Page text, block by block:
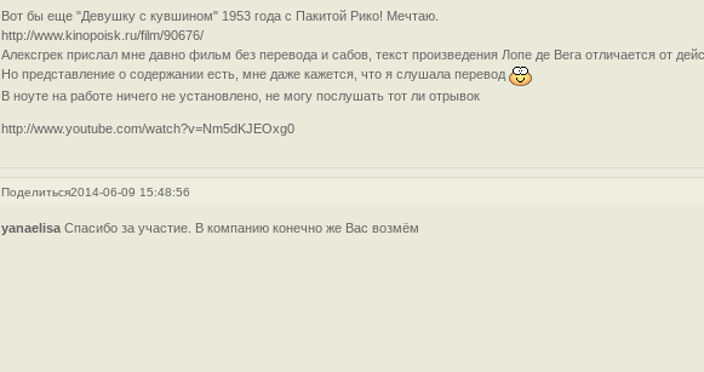
Вот бы еще "Девушку с кувшином" 1953 года с Пакитой Рико! Мечтаю.
http://www.kinopoisk.ru/film/90676/
Алексгрек прислал мне давно фильм без перевода и сабов, текст произведения Лопе де Вега отличается от
Но представление о содержании есть, мне даже кажется, что я слушала перевод
В ноуте на работе ничего не установлено, не могу послушать тот ли отрывок
http://www.youtube.com/watch?v=Nm5dKJEOxg0
Поделиться2014-06-09 15:48:56
yanaelisa Спасибо за участие. В компанию конечно же Вас возмём